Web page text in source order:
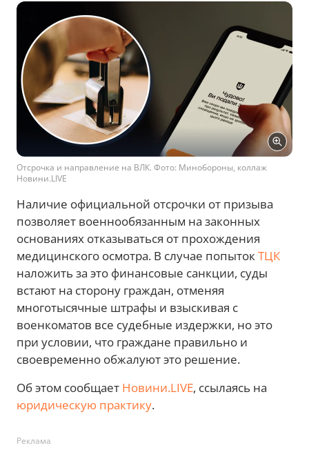
Отсрочка и направление на ВЛК. Фото: Минобороны, коллаж
Новини.LIVE
Наличие официальной отсрочки от призыва
позволяет военнообязанным на законных
основаниях отказываться от прохождения
медицинского осмотра. В случае попыток ТЦК
наложить за это финансовые санкции, суды
встают на сторону граждан, отменяя
многотысячные штрафы и взыскивая с
военкоматов все судебные издержки, но это
при условии, что граждане правильно и
своевременно обжалуют это решение.
Об этом сообщает Новини.LIVE, ссылаясь на
юридическую практику.
Реклама